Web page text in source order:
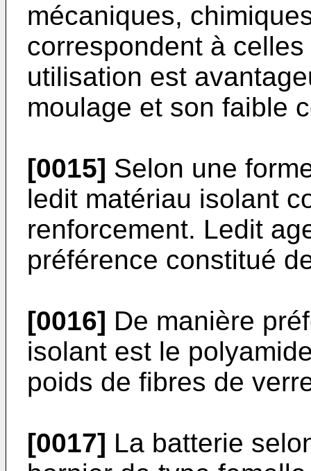
mécaniques,
correspondent à
utilisation est
moulage et son faible
[0015] Selon une
ledit matériau isolant
renforcement. Ledit
préférence constitué
[0016] De manière
isolant est le
poids de fibres de
[0017] La batterie